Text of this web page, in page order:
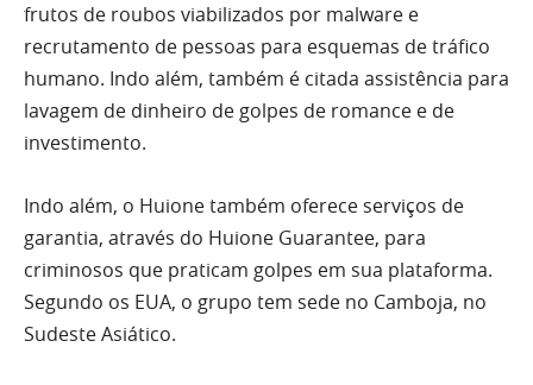
frutos de roubos viabilizados por malware e
recrutamento de pessoas para esquemas de tráfico
humano. Indo além, também é citada assistência para
lavagem de dinheiro de golpes de romance e de
investimento.
Indo além, o Huione também oferece serviços de
garantia, através do Huione Guarantee, para
criminosos que praticam golpes em sua plataforma.
Segundo os EUA, o grupo tem sede no Camboja, no
Sudeste Asiático.